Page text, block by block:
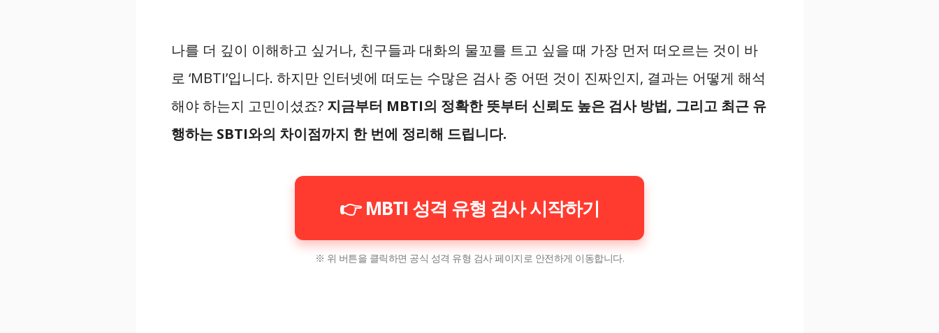
나를 더 깊이 이해하고 싶거나, 친구들과 대화의 물꼬를 트고 싶을 때 가장 먼저 떠오르는 것이 바
로 ‘MBTI’입니다. 하지만 인터넷에 떠도는 수많은 검사 중 어떤 것이 진짜인지, 결과는 어떻게 해석
해야 하는지 고민이셨죠? 지금부터 MBTI의 정확한 뜻부터 신뢰도 높은 검사 방법, 그리고 최근 유
행하는 SBTI와의 차이점까지 한 번에 정리해 드립니다.
👉 MBTI 성격 유형 검사 시작하기
※ 위 버튼을 클릭하면 공식 성격 유형 검사 페이지로 안전하게 이동합니다.